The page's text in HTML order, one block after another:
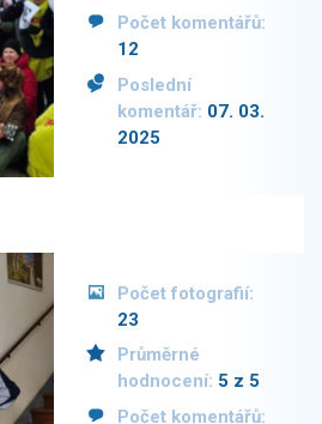
Počet komentářů:
12
Poslední
komentář: 07. 03.
2025
Počet fotografií:
23
Průměrné
hodnocení: 5 z 5
Počet komentářů: